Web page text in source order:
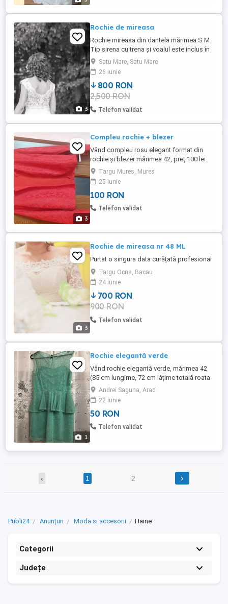
3
Rochie de mireasa
Rochie mireasa din dantela mărimea S M
Tip sirena cu trena și voalul este inclus în
preț. Preț 800 lei
Satu Mare, Satu Mare
26 iunie
800 RON
2,500 RON
Telefon validat
3
Compleu rochie + blezer
Vând compleu rosu elegant format din
rochie și blezer mărimea 42, preț 100 lei.
Rochia a fost purtata o singura data și
blezerul este nou.
Targu Mures, Mures
25 iunie
100 RON
Telefon validat
3
Rochie de mireasa nr 48 ML
Purtat o singura data curățată profesional
Targu Ocna, Bacau
24 iunie
700 RON
900 RON
Telefon validat
1
Rochie elegantă verde
Vând rochie elegantă verde, mărimea 42
(85 cm lungime, 72 cm lățime totală roata
36 cm pe o parte). Marfa vândută nu se
schimbă din motive de igienă. Trimit prin
ramburs cu Fan Courier.
Andrei Saguna, Arad
22 iunie
50 RON
Telefon validat
‹ 1 2 ›
Publi24 Anunțuri Moda si accesorii Haine
Categorii
Județe